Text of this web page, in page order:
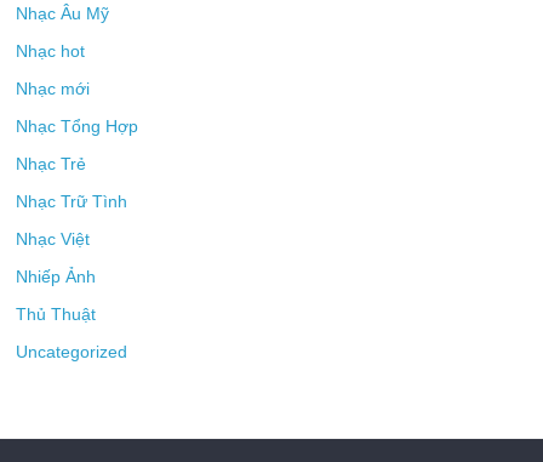
Nhạc Âu Mỹ
Nhạc hot
Nhạc mới
Nhạc Tổng Hợp
Nhạc Trẻ
Nhạc Trữ Tình
Nhạc Việt
Nhiếp Ảnh
Thủ Thuật
Uncategorized